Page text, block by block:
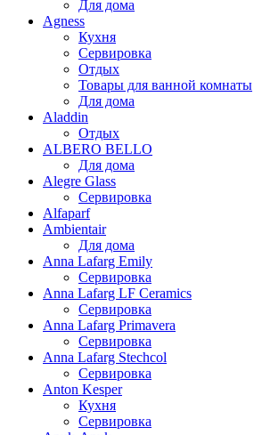
Для дома
Agness
Кухня
Сервировка
Отдых
Товары для ванной комнаты
Для дома
Aladdin
Отдых
ALBERO BELLO
Для дома
Alegre Glass
Сервировка
Alfaparf
Ambientair
Для дома
Anna Lafarg Emily
Сервировка
Anna Lafarg LF Ceramics
Сервировка
Anna Lafarg Primavera
Сервировка
Anna Lafarg Stechcol
Сервировка
Anton Kesper
Кухня
Сервировка